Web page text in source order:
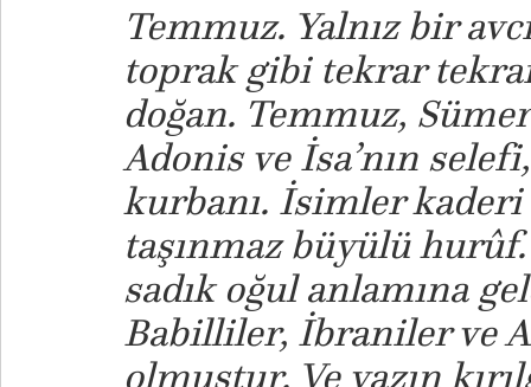
Temmuz. Yalnız bir
toprak gibi tekrar
doğan. Temmuz,
Adonis ve İsa’nın
kurbanı. İsimler
taşınmaz büyülü
sadık oğul anlamına
Babilliler, İbraniler ve
olmuştur. Ve yazın